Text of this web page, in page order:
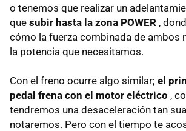
o tenemos que realizar un
que subir hasta la zona POWER ,
cómo la fuerza combinada de ambos
la potencia que necesitamos.
Con el freno ocurre algo similar; el
pedal frena con el motor eléctrico ,
tendremos una desaceleración tan
notaremos. Pero con el tiempo te